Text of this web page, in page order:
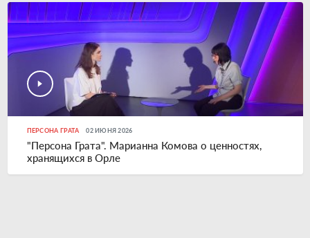
ПЕРСОНА ГРАТА 02 ИЮНЯ 2026
"Персона Грата". Марианна Комова о ценностях,
хранящихся в Орле